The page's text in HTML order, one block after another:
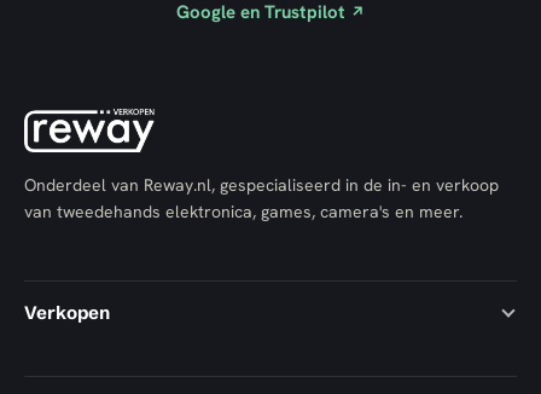
Google en Trustpilot ↗
Onderdeel van Reway.nl, gespecialiseerd in de in- en verkoop
van tweedehands elektronica, games, camera's en meer.
Verkopen